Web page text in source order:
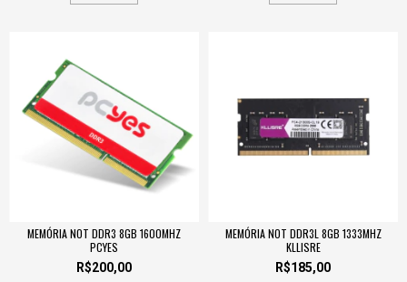
MEMÓRIA NOT DDR3 8GB 1600MHZ
PCYES
R$200,00
MEMÓRIA NOT DDR3L 8GB 1333MHZ
KLLISRE
R$185,00